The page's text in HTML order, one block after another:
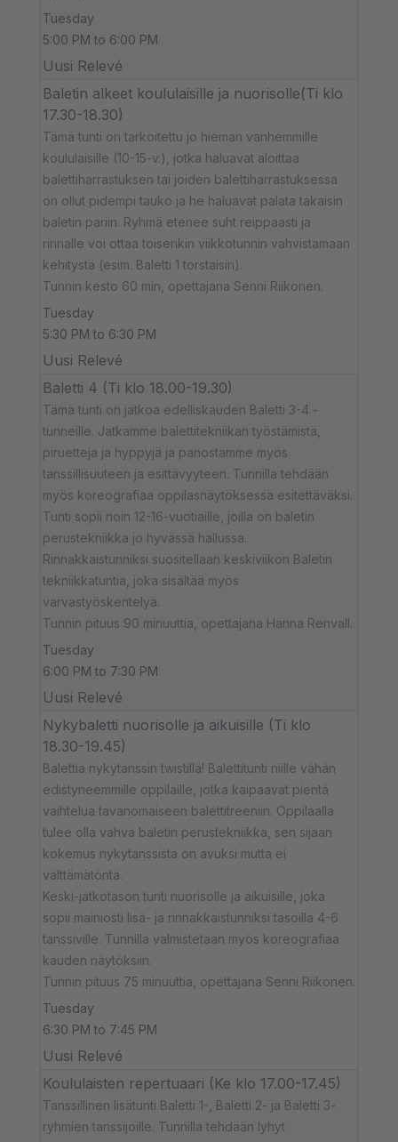
Tuesday
5:00 PM to 6:00 PM
Uusi Relevé
Baletin alkeet koululaisille ja nuorisolle(Ti klo
17.30-18.30)
Tämä tunti on tarkoitettu jo hieman vanhemmille
koululaisille (10-15-v.), jotka haluavat aloittaa
balettiharrastuksen tai joiden balettiharrastuksessa
on ollut pidempi tauko ja he haluavat palata takaisin
baletin pariin. Ryhmä etenee suht reippaasti ja
rinnalle voi ottaa toisenkin viikkotunnin vahvistamaan
kehitystä (esim. Baletti 1 torstaisin).
Tunnin kesto 60 min, opettajana Senni Riikonen.
Tuesday
5:30 PM to 6:30 PM
Uusi Relevé
Baletti 4 (Ti klo 18.00-19.30)
Tämä tunti on jatkoa edelliskauden Baletti 3-4 -
tunneille. Jatkamme balettitekniikan työstämistä,
piruetteja ja hyppyjä ja panostamme myös
tanssillisuuteen ja esittävyyteen. Tunnilla tehdään
myös koreografiaa oppilasnäytöksessä esitettäväksi.
Tunti sopii noin 12-16-vuotiaille, joilla on baletin
perustekniikka jo hyvässä hallussa.
Rinnakkaistunniksi suositellaan keskiviikon Baletin
tekniikkatuntia, joka sisältää myös
varvastyöskentelyä.
Tunnin pituus 90 minuuttia, opettajana Hanna Renvall.
Tuesday
6:00 PM to 7:30 PM
Uusi Relevé
Nykybaletti nuorisolle ja aikuisille (Ti klo
18.30-19.45)
Balettia nykytanssin twistillä! Balettitunti niille vähän
edistyneemmille oppilaille, jotka kaipaavat pientä
vaihtelua tavanomaiseen balettitreeniin. Oppilaalla
tulee olla vahva baletin perustekniikka, sen sijaan
kokemus nykytanssista on avuksi mutta ei
välttämätöntä.
Keski-jatkotason tunti nuorisolle ja aikuisille, joka
sopii mainiosti lisä- ja rinnakkaistunniksi tasoilla 4-6
tanssiville. Tunnilla valmistetaan myös koreografiaa
kauden näytöksiin.
Tunnin pituus 75 minuuttia, opettajana Senni Riikonen.
Tuesday
6:30 PM to 7:45 PM
Uusi Relevé
Koululaisten repertuaari (Ke klo 17.00-17.45)
Tanssillinen lisätunti Baletti 1-, Baletti 2- ja Baletti 3-
ryhmien tanssijoille. Tunnilla tehdään lyhyt